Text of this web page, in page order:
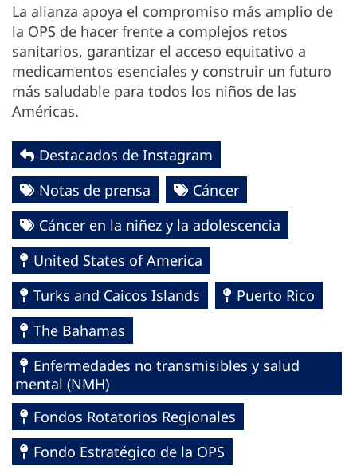
La alianza apoya el compromiso más amplio de
la OPS de hacer frente a complejos retos
sanitarios, garantizar el acceso equitativo a
medicamentos esenciales y construir un futuro
más saludable para todos los niños de las
Américas.
Destacados de Instagram
Notas de prensa
Cáncer
Cáncer en la niñez y la adolescencia
United States of America
Turks and Caicos Islands
Puerto Rico
The Bahamas
Enfermedades no transmisibles y salud
mental (NMH)
Fondos Rotatorios Regionales
Fondo Estratégico de la OPS